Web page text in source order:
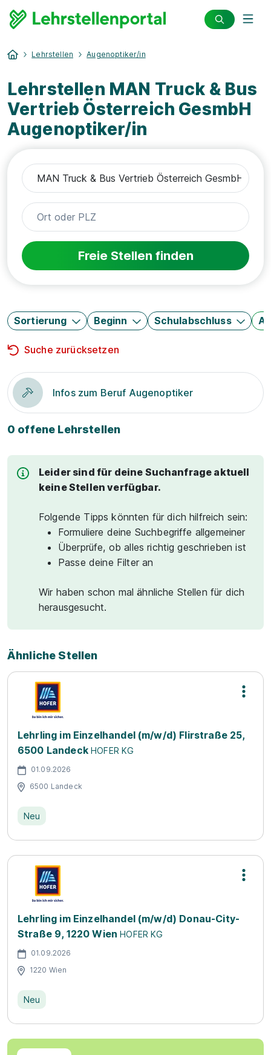
Lehrstellen Augenoptiker/in
Lehrstellen MAN Truck & Bus
Vertrieb Österreich GesmbH
Augenoptiker/in
Freie Stellen finden
Sortierung Beginn Schulabschluss
Suche zurücksetzen
Infos zum Beruf Augenoptiker
0 offene Lehrstellen
Leider sind für deine Suchanfrage aktuell
keine Stellen verfügbar.
Folgende Tipps könnten für dich hilfreich sein:
Formuliere deine Suchbegriffe allgemeiner
Überprüfe, ob alles richtig geschrieben ist
Passe deine Filter an
Wir haben schon mal ähnliche Stellen für dich
herausgesucht.
Ähnliche Stellen
Lehrling im Einzelhandel (m/w/d) Flirstraße 25,
6500 Landeck HOFER KG
01.09.2026
6500 Landeck
Neu
Lehrling im Einzelhandel (m/w/d) Donau-City-
Straße 9, 1220 Wien HOFER KG
01.09.2026
1220 Wien
Neu